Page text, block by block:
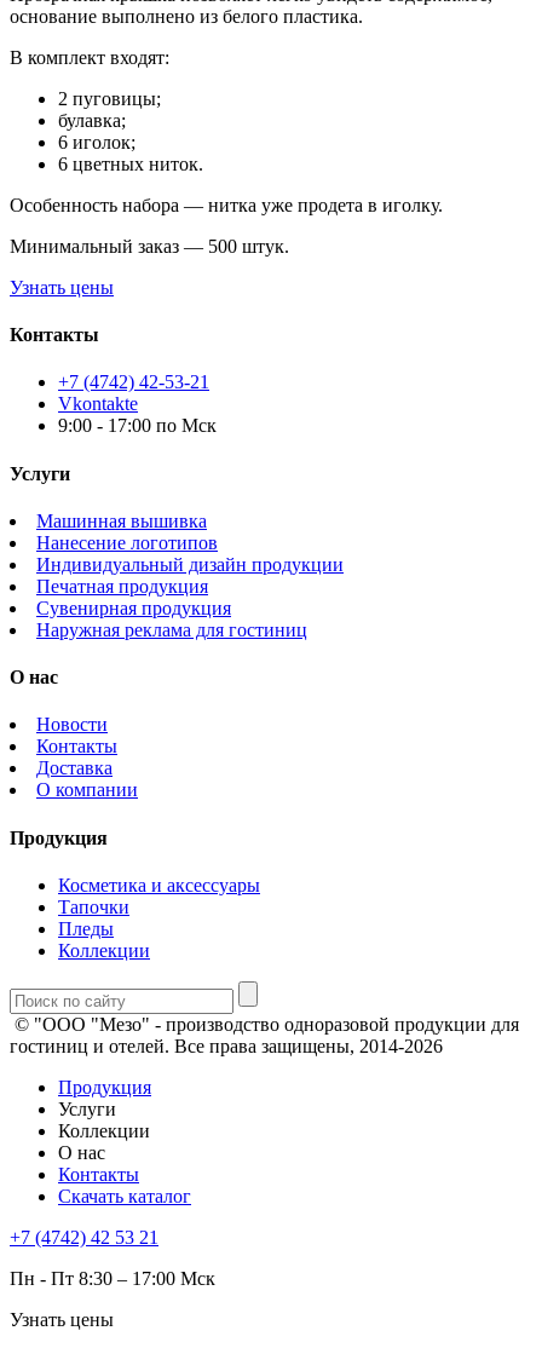
основание выполнено из белого пластика.
В комплект входят:
2 пуговицы;
булавка;
6 иголок;
6 цветных ниток.
Особенность набора — нитка уже продета в иголку.
Минимальный заказ — 500 штук.
Узнать цены
Контакты
+7 (4742) 42-53-21
Vkontakte
9:00 - 17:00 по Мск
Услуги
Машинная вышивка
Нанесение логотипов
Индивидуальный дизайн продукции
Печатная продукция
Сувенирная продукция
Наружная реклама для гостиниц
О нас
Новости
Контакты
Доставка
О компании
Продукция
Косметика и аксессуары
Тапочки
Пледы
Коллекции
© "ООО "Мезо" - производство одноразовой продукции для
гостиниц и отелей. Все права защищены, 2014-2026
Продукция
Услуги
Коллекции
О нас
Контакты
Скачать каталог
+7 (4742) 42 53 21
Пн - Пт 8:30 – 17:00 Мск
Узнать цены